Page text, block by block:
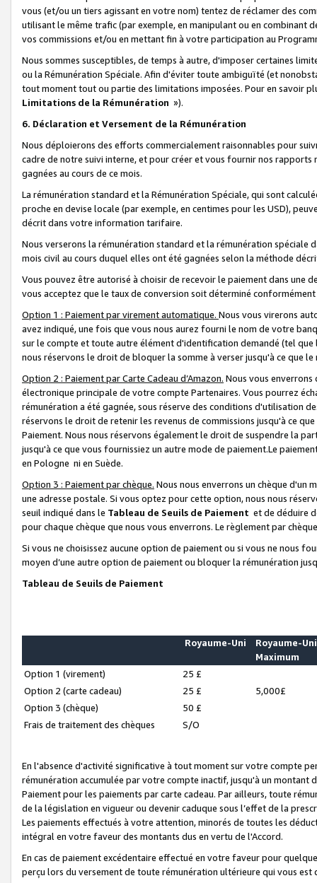
vous (et/ou un tiers agissant en votre nom) tentez de réclamer des
utilisant le même trafic (par exemple, en manipulant ou en combinant
vos commissions et/ou en mettant fin à votre participation au
Nous sommes susceptibles, de temps à autre, d'imposer certaines
ou la Rémunération Spéciale. Afin d'éviter toute ambiguïté (et
tout moment tout ou partie des limitations imposées. Pour en savoir
Limitations de la Rémunération »).
6. Déclaration et Versement de la Rémunération
Nous déploierons des efforts commercialement raisonnables pour
cadre de notre suivi interne, et pour créer et vous fournir nos
gagnées au cours de ce mois.
La rémunération standard et la Rémunération Spéciale, qui sont
proche en devise locale (par exemple, en centimes pour les USD),
décrit dans votre information tarifaire.
Nous verserons la rémunération standard et la rémunération spéciale
mois civil au cours duquel elles ont été gagnées selon la méthode
Vous pouvez être autorisé à choisir de recevoir le paiement dans une
vous acceptez que le taux de conversion soit déterminé
Option 1 : Paiement par virement automatique. Nous vous virerons
avez indiqué, une fois que vous nous aurez fourni le nom de votre
sur le compte et toute autre élément d'identification demandé (tel que
nous réservons le droit de bloquer la somme à verser jusqu'à ce que
Option 2 : Paiement par Carte Cadeau d’Amazon. Nous vous
électronique principale de votre compte Partenaires. Vous pourrez
rémunération a été gagnée, sous réserve des conditions d'utilisation
réservons le droit de retenir les revenus de commissions jusqu'à ce
Paiement. Nous nous réservons également le droit de suspendre la
jusqu'à ce que vous fournissiez un autre mode de paiement.Le
en Pologne ni en Suède.
Option 3 : Paiement par chèque. Nous nous enverrons un chèque d'un
une adresse postale. Si vous optez pour cette option, nous nous
seuil indiqué dans le Tableau de Seuils de Paiement et de déduire
pour chaque chèque que nous vous enverrons. Le règlement par
Si vous ne choisissez aucune option de paiement ou si vous ne nous
moyen d’une autre option de paiement ou bloquer la rémunération
Tableau de Seuils de Paiement
Royaume-Uni
Royaume-Uni
Maximum
Option 1 (virement)
25 £
Option 2 (carte cadeau)
25 £
5,000£
Option 3 (chèque)
50 £
Frais de traitement des chèques
S/O
En l'absence d'activité significative à tout moment sur votre compte
rémunération accumulée par votre compte inactif, jusqu'à un montant
Paiement pour les paiements par carte cadeau. Par ailleurs, toute
de la législation en vigueur ou devenir caduque sous l’effet de la
Les paiements effectués à votre attention, minorés de toutes les
intégral en votre faveur des montants dus en vertu de l'Accord.
En cas de paiement excédentaire effectué en votre faveur pour
perçu lors du versement de toute rémunération ultérieure qui vous est